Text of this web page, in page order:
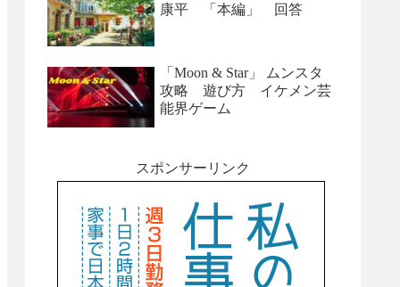
康平 「本編」 回答
「Moon & Star」 ムンスタ
攻略 遊び方 イケメン芸
能界ゲーム
スポンサーリンク